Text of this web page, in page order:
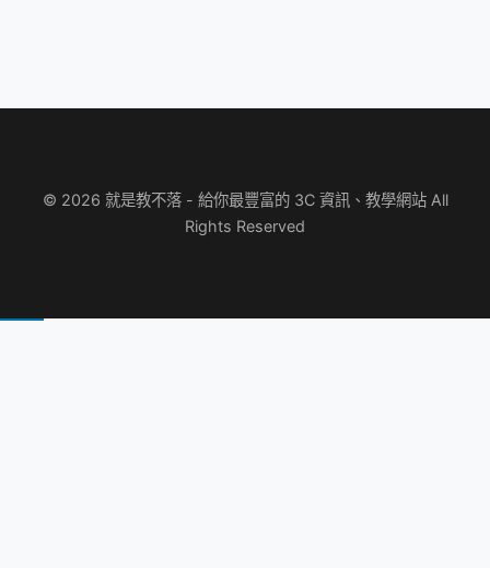
© 2026 就是教不落 - 給你最豐富的 3C 資訊、教學網站 All
Rights Reserved